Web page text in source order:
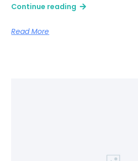
Continue reading
Read More